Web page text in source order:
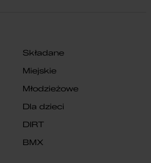
Składane
Miejskie
Młodzieżowe
Dla dzieci
DIRT
BMX